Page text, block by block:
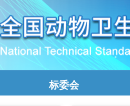
标委会